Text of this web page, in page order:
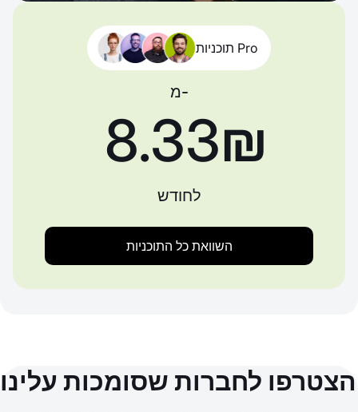
תוכניות Pro
מ-
‏8.33 ‏₪
לחודש
השוואת כל התוכניות
הצטרפו לחברות שסומכות עלינו